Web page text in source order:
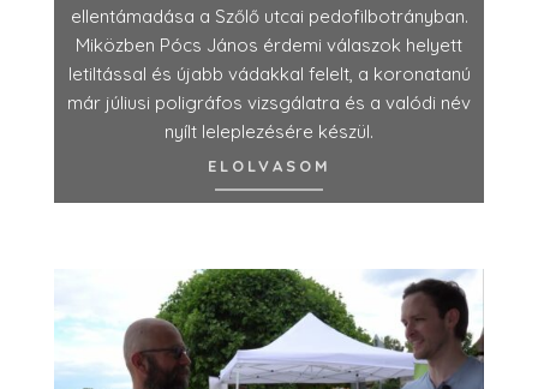
ellentámadása a Szőlő utcai pedofilbotrányban.
Miközben Pócs János érdemi válaszok helyett
letiltással és újabb vádakkal felelt, a koronatanú
már júliusi poligráfos vizsgálatra és a valódi név
nyílt leleplezésére készül.
ELOLVASOM